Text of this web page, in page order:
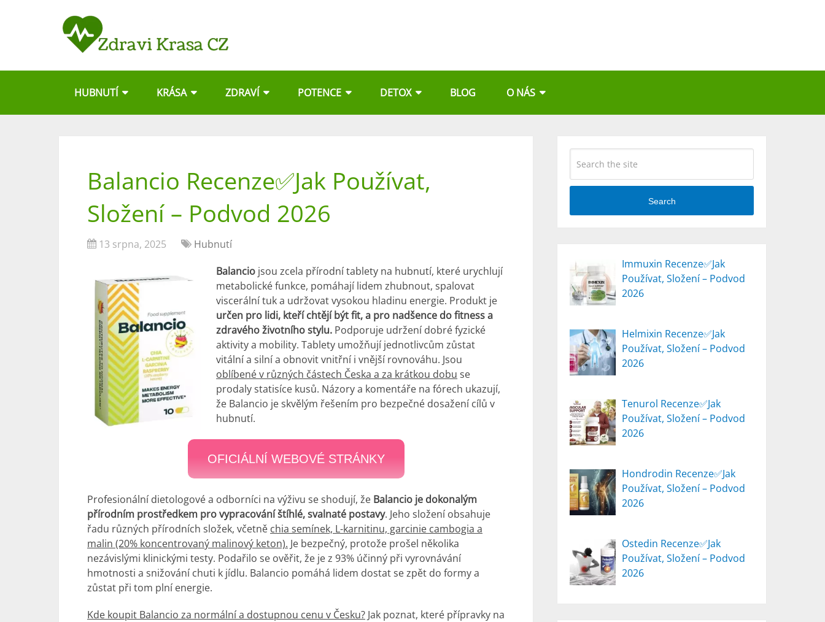
HUBNUTÍ KRÁSA ZDRAVÍ POTENCE DETOX BLOG O NÁS
Balancio Recenze✅Jak Používat,
Složení – Podvod 2026
13 srpna, 2025
Hubnutí
Balancio jsou zcela přírodní tablety na hubnutí, které urychlují
metabolické funkce, pomáhají lidem zhubnout, spalovat
viscerální tuk a udržovat vysokou hladinu energie. Produkt je
určen pro lidi, kteří chtějí být fit, a pro nadšence do fitness a
zdravého životního stylu. Podporuje udržení dobré fyzické
aktivity a mobility. Tablety umožňují jednotlivcům zůstat
vitální a silní a obnovit vnitřní i vnější rovnováhu. Jsou
oblíbené v různých částech Česka a za krátkou dobu se
prodaly statisíce kusů. Názory a komentáře na fórech ukazují,
že Balancio je skvělým řešením pro bezpečné dosažení cílů v
hubnutí.
OFICIÁLNÍ WEBOVÉ STRÁNKY
Profesionální dietologové a odborníci na výživu se shodují, že Balancio je dokonalým
přírodním prostředkem pro vypracování štíhlé, svalnaté postavy. Jeho složení obsahuje
řadu různých přírodních složek, včetně chia semínek, L-karnitinu, garcinie cambogia a
malin (20% koncentrovaný malinový keton). Je bezpečný, protože prošel několika
nezávislými klinickými testy. Podařilo se ověřit, že je z 93% účinný při vyrovnávání
hmotnosti a snižování chuti k jídlu. Balancio pomáhá lidem dostat se zpět do formy a
zůstat při tom plní energie.
Kde koupit Balancio za normální a dostupnou cenu v Česku? Jak poznat, které přípravky na
Search
Immuxin Recenze✅Jak
Používat, Složení – Podvod
2026
Helmixin Recenze✅Jak
Používat, Složení – Podvod
2026
Tenurol Recenze✅Jak
Používat, Složení – Podvod
2026
Hondrodin Recenze✅Jak
Používat, Složení – Podvod
2026
Ostedin Recenze✅Jak
Používat, Složení – Podvod
2026